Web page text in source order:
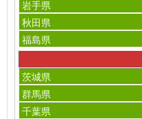
岩手県
秋田県
福島県
茨城県
群馬県
千葉県